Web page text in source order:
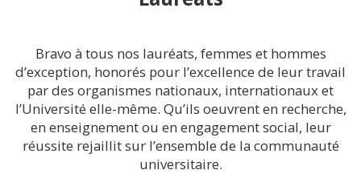
Bravo à tous nos lauréats, femmes et hommes
d’exception, honorés pour l’excellence de leur travail
par des organismes nationaux, internationaux et
l’Université elle-même. Qu’ils oeuvrent en recherche,
en enseignement ou en engagement social, leur
réussite rejaillit sur l’ensemble de la communauté
universitaire.